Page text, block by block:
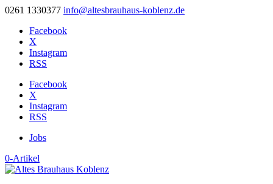
0261 1330377 info@altesbrauhaus-koblenz.de
Facebook
X
Instagram
RSS
Facebook
X
Instagram
RSS
Jobs
0-Artikel